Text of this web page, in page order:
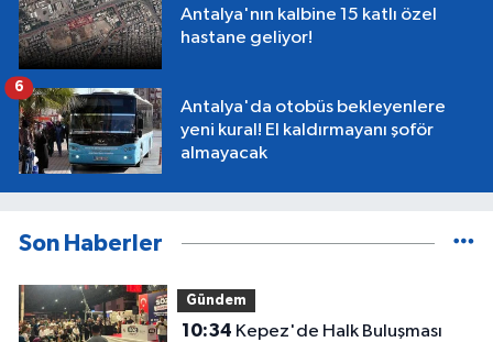
Antalya'nın kalbine 15 katlı özel
hastane geliyor!
Antalya'da otobüs bekleyenlere
yeni kural! El kaldırmayanı şoför
almayacak
6
Son Haberler
Gündem
10:34